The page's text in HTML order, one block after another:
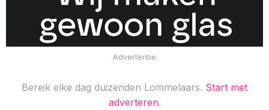
Advertentie
Bereik elke dag duizenden Lommelaars. Start met
adverteren.